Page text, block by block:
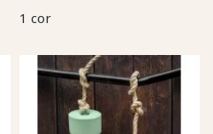
1 cor